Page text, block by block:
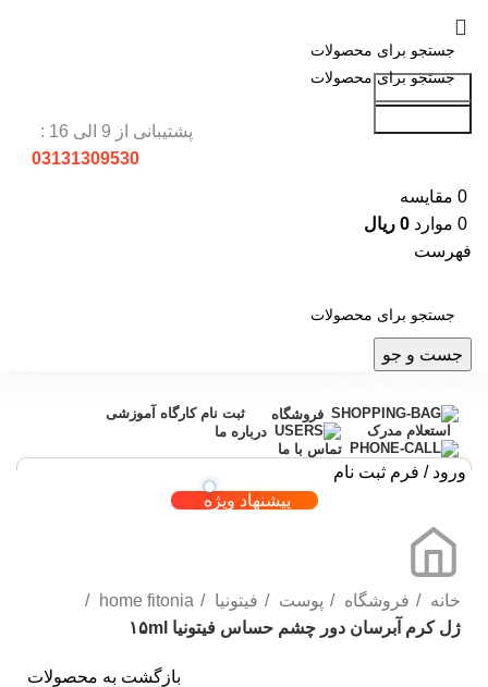
جست و جو
پشتیبانی از 9 الی 16 :
03131309530
0 مقایسه
0 موارد 0 ریال
فهرست
جست و جو
فروشگاه
ثبت نام کارگاه آموزشی
استعلام مدرک
درباره ما
تماس با ما
ورود / فرم ثبت نام
پیشنهاد ویژه
خانه فروشگاه پوست فیتونیا
home fitonia
ژل کرم آبرسان دور چشم حساس فیتونیا ۱۵ml
بازگشت به محصولات